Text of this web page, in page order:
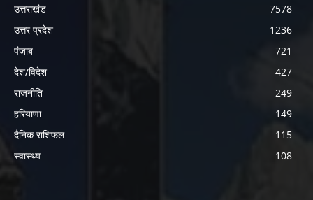
उत्तराखंड
7578
उत्तर प्रदेश
1236
पंजाब
721
देश/विदेश
427
राजनीति
249
हरियाणा
149
दैनिक राशिफल
115
स्वास्थ्य
108